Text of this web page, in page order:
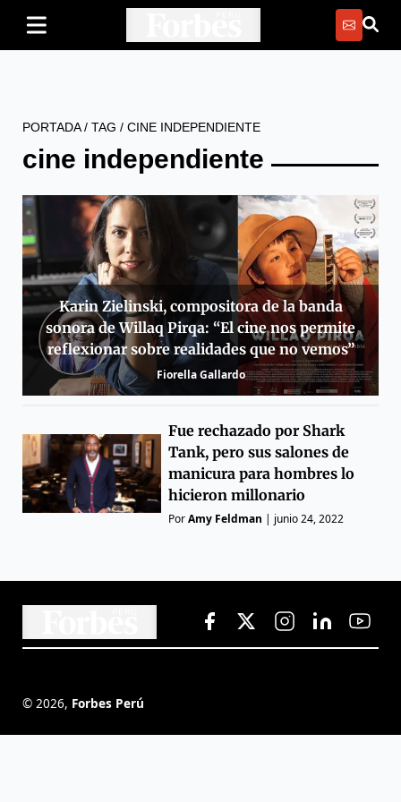
PORTADA/ TAG / CINE INDEPENDIENTE
cine independiente
Karin Zielinski, compositora de la banda
sonora de Willaq Pirqa: “El cine nos permite
reflexionar sobre realidades que no vemos”
Fiorella Gallardo
Fue rechazado por Shark
Tank, pero sus salones de
manicura para hombres lo
hicieron millonario
PorAmy Feldman | junio 24, 2022
© 2026, Forbes Perú